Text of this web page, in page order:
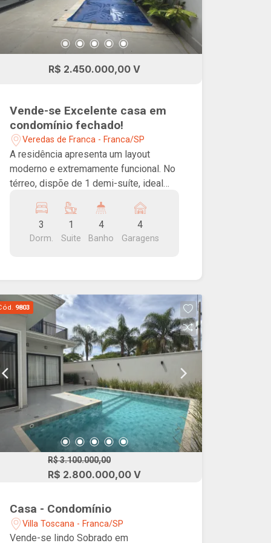
proporcionando uma experiência única
de conforto e contemplação.
Localização privilegiada no Jardim
Sodré, bairro valorizado, tranquilo, com
para lazer, esporte e qualidade de vida.
R$ 2.450.000,00 V
Vende-se Excelente casa em
condomínio fechado!
Veredas de Franca - Franca/SP
A residência apresenta um layout
moderno e extremamente funcional. No
térreo, dispõe de 1 demi-suíte, ideal
acessibilidade, além de uma ampla sala
com pé-direito duplo que garante
imponência e excelente iluminação
um escritório (home office) que pode
ser facilmente revertido em quarto. A
cozinha gourmet é totalmente
integrada, equipada com ilha central,
cooktop, forno, micro-ondas, lava-
louças e marcenaria planejada de alto
padrão, conectando-se à área externa
por uma imponente porta de alumínio
preto com seis folhas. A área de lazer é
um grande destaque, contando com
piscina aquecida com hidromassagem,
iluminação em LED colorida e prainha
infantil, além de ducha externa com
formado, e lavabo social integrado. O
imóvel ainda oferece acabamentos de
alto padrão, como fachada com pintura
3
Dorm.
1
Suite
4
Banho
4
Garagens
9803
R$ 3.100.000,00
R$ 2.800.000,00 V
Casa - Condomínio
Villa Toscana - Franca/SP
Vende-se lindo Sobrado em